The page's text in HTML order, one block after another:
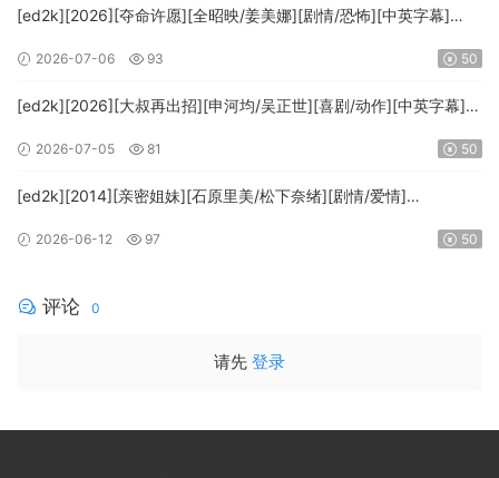
[ed2k][2026][夺命许愿][全昭映/姜美娜][剧情/恐怖][中英字幕]
ADWeb]
2026-07-06 93 50
[ed2k][2026][大叔再出招][申河均/吴正世][喜剧/动作][中英字幕]
2026-07-05 81 50
[ed2k][2014][亲密姐妹][石原里美/松下奈绪][剧情/爱情]
2026-06-12 97 50
评论 0
请先 登录